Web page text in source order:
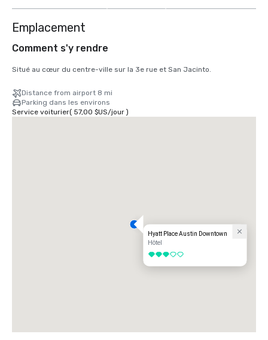
Emplacement
Comment s'y rendre
Situé au cœur du centre-ville sur la 3e rue et San Jacinto.
Distance from airport 8 mi
Parking dans les environs
Service voiturier( 57,00 $US/jour)
Hyatt Place Austin Downtown
Hôtel
3 sur 5